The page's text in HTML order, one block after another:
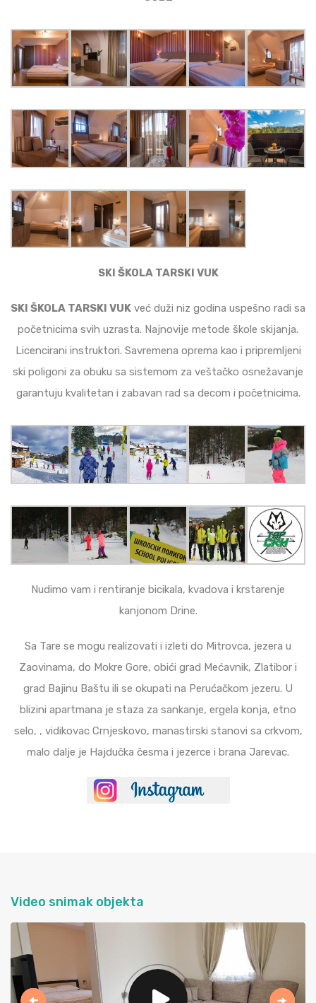
SKI ŠKOLA TARSKI VUK
SKI ŠKOLA TARSKI VUK već duži niz godina uspešno radi sa
početnicima svih uzrasta. Najnovije metode škole skijanja.
Licencirani instruktori. Savremena oprema kao i pripremljeni
ski poligoni za obuku sa sistemom za veštačko osnežavanje
garantuju kvalitetan i zabavan rad sa decom i početnicima.
Nudimo vam i rentiranje bicikala, kvadova i krstarenje
kanjonom Drine.
Sa Tare se mogu realizovati i izleti do Mitrovca, jezera u
Zaovinama, do Mokre Gore, obići grad Mećavnik, Zlatibor i
grad Bajinu Baštu ili se okupati na Perućačkom jezeru. U
blizini apartmana je staza za sankanje, ergela konja, etno
selo, , vidikovac Crnjeskovo, manastirski stanovi sa crkvom,
malo dalje je Hajdučka česma i jezerce i brana Jarevac.
Video snimak objekta